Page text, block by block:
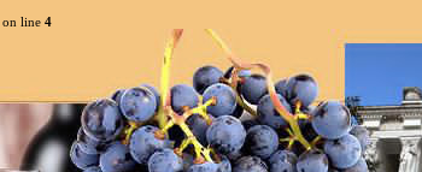
on line 4